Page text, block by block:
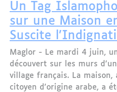
Un Tag
sur une Maison
Suscite
Maglor - Le mardi 4 juin,
découvert sur les murs
village français. La maison,
citoyen d'origine arabe, a